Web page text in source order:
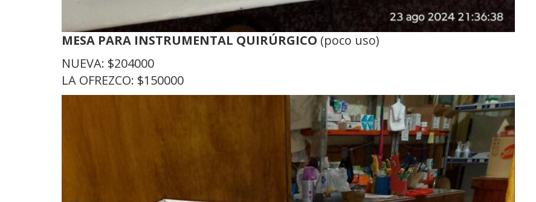
MESA PARA INSTRUMENTAL QUIRÚRGICO (poco uso)
NUEVA: $204000
LA OFREZCO: $150000